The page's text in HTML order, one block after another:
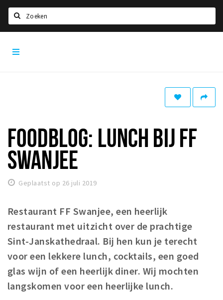
Home
Eten
Drinken
Slapen
Winkels
Winkelgebieden
Parkeren
Bezienswaardigheden
Musea, theaters & podia
FOODBLOG: LUNCH BIJ FF
SWANJEE
Geplaatst op 26 juli 2019
Restaurant FF Swanjee, een heerlijk
restaurant met uitzicht over de prachtige
Sint-Janskathedraal. Bij hen kun je terecht
voor een lekkere lunch, cocktails, een goed
glas wijn of een heerlijk diner. Wij mochten
langskomen voor een heerlijke lunch.